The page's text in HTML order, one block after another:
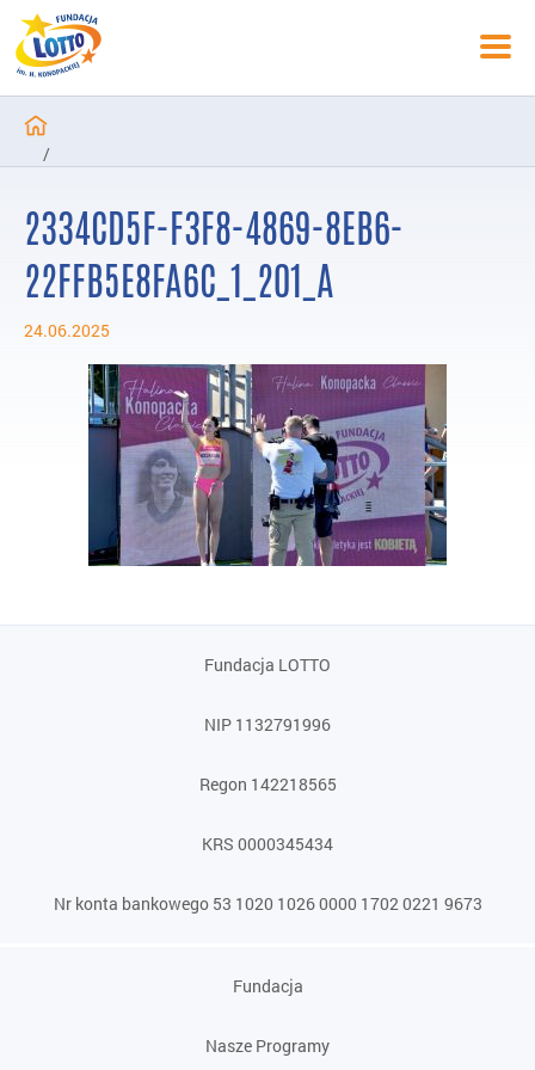
/
/
Znakomite wyniki na mityngu Halina Konopacka Classic w
/
2334CD5F-F3F8-4869-8EB6-22FFB5E8FA6C_1_201_a
2334CD5F-F3F8-4869-8EB6-
22FFB5E8FA6C_1_201_A
24.06.2025
Fundacja LOTTO
NIP 1132791996
Regon 142218565
KRS 0000345434
Nr konta bankowego 53 1020 1026 0000 1702 0221 9673
Fundacja
Nasze Programy